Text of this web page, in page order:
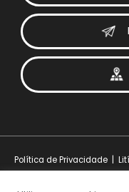
Política de Privacidade|